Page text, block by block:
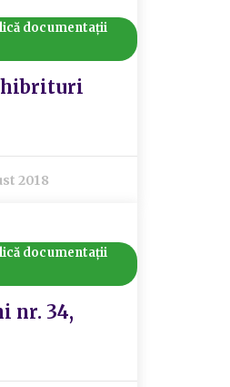
documentații
2018
documentații
nr. 34,